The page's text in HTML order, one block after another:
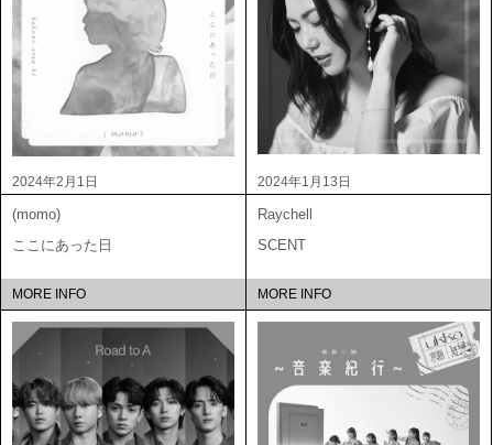
2024年2月1日
(momo)
ここにあった日
MORE INFO
2024年1月13日
Raychell
SCENT
MORE INFO